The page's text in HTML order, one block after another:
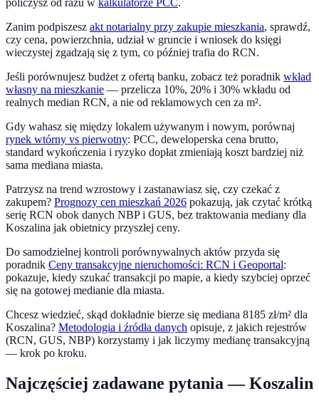
policzysz od razu w kalkulatorze PCC.
Zanim podpiszesz akt notarialny przy zakupie mieszkania, sprawdź,
czy cena, powierzchnia, udział w gruncie i wniosek do księgi
wieczystej zgadzają się z tym, co później trafia do RCN.
Jeśli porównujesz budżet z ofertą banku, zobacz też poradnik wkład
własny na mieszkanie — przelicza 10%, 20% i 30% wkładu od
realnych median RCN, a nie od reklamowych cen za m².
Gdy wahasz się między lokalem używanym i nowym, porównaj
rynek wtórny vs pierwotny: PCC, deweloperska cena brutto,
standard wykończenia i ryzyko dopłat zmieniają koszt bardziej niż
sama mediana miasta.
Patrzysz na trend wzrostowy i zastanawiasz się, czy czekać z
zakupem? Prognozy cen mieszkań 2026 pokazują, jak czytać krótką
serię RCN obok danych NBP i GUS, bez traktowania mediany dla
Koszalina jak obietnicy przyszłej ceny.
Do samodzielnej kontroli porównywalnych aktów przyda się
poradnik Ceny transakcyjne nieruchomości: RCN i Geoportal:
pokazuje, kiedy szukać transakcji po mapie, a kiedy szybciej oprzeć
się na gotowej medianie dla miasta.
Chcesz wiedzieć, skąd dokładnie bierze się mediana 8185 zł/m² dla
Koszalina? Metodologia i źródła danych opisuje, z jakich rejestrów
(RCN, GUS, NBP) korzystamy i jak liczymy medianę transakcyjną
— krok po kroku.
Najczęściej zadawane pytania —Koszalin